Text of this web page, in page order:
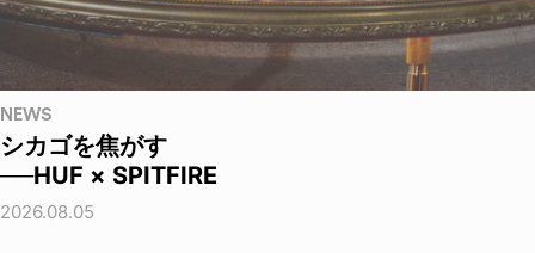
NEWS
シカゴを焦がす
──HUF × SPITFIRE
2026.08.05